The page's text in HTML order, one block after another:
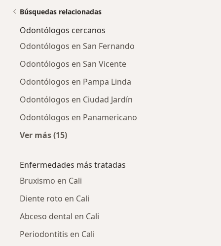
Búsquedas relacionadas
Odontólogos cercanos
Odontólogos en San Fernando
Odontólogos en San Vicente
Odontólogos en Pampa Linda
Odontólogos en Ciudad Jardín
Odontólogos en Panamericano
Ver más (15)
Enfermedades más tratadas
Bruxismo en Cali
Diente roto en Cali
Abceso dental en Cali
Periodontitis en Cali